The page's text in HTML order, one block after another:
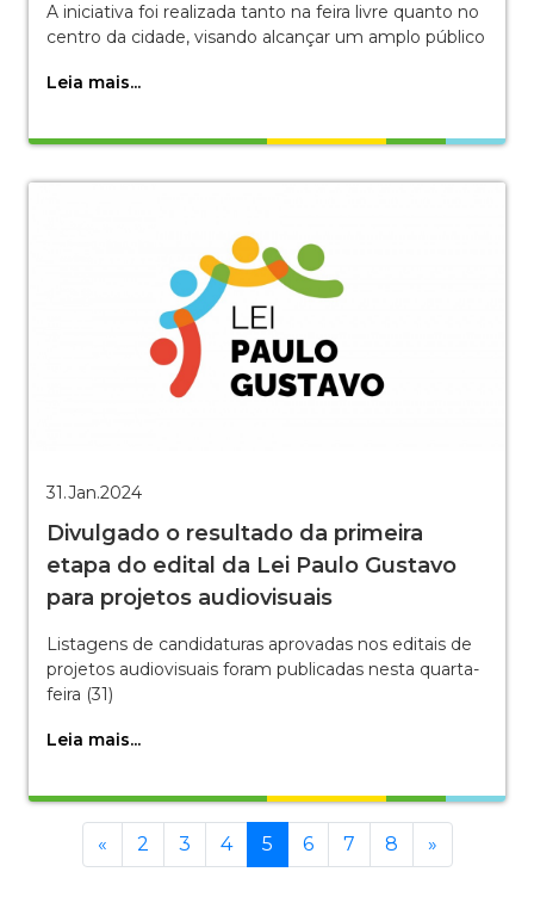
A iniciativa foi realizada tanto na feira livre quanto no
centro da cidade, visando alcançar um amplo público
Leia mais...
31.Jan.2024
Divulgado o resultado da primeira
etapa do edital da Lei Paulo Gustavo
para projetos audiovisuais
Listagens de candidaturas aprovadas nos editais de
projetos audiovisuais foram publicadas nesta quarta-
feira (31)
Leia mais...
«Anterior
2 3 4 5(current)
6 7 8 »Próxima